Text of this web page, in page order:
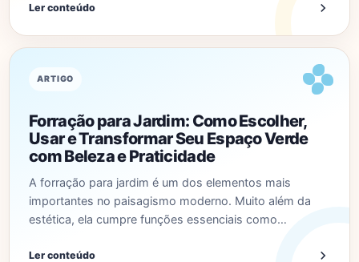
Ler conteúdo
ARTIGO
Forração para Jardim: Como Escolher,
Usar e Transformar Seu Espaço Verde
com Beleza e Praticidade
A forração para jardim é um dos elementos mais
importantes no paisagismo moderno. Muito além da
estética, ela cumpre funções essenciais como…
Ler conteúdo